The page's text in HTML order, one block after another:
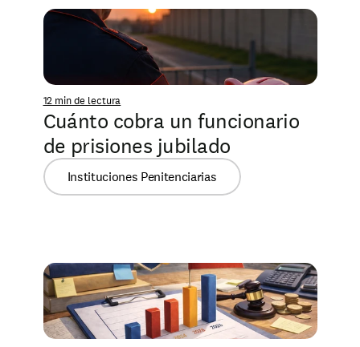
12 min de lectura
Cuánto cobra un funcionario
de prisiones jubilado
Instituciones Penitenciarias